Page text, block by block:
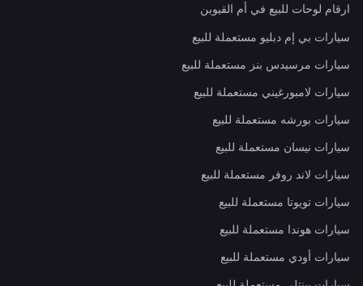
ارقام لوحات للبيع في أم القيوين
سيارات بي إم دبليو مستعملة للبيع
سيارات مرسيدس بنز مستعملة للبيع
سيارات لامبورغيني مستعملة للبيع
سيارات بورشه مستعملة للبيع
سيارات نيسان مستعملة للبيع
سيارات لاند روفر مستعملة للبيع
سيارات تويوتا مستعملة للبيع
سيارات هوندا مستعملة للبيع
سيارات أودي مستعملة للبيع